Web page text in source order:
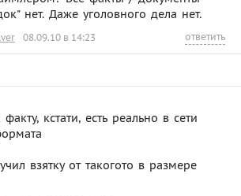
нет. Даже уголовного дела нет.
08.09.10 в 14:23 ответить
кстати, есть реально в сети
взятку от такогото в размере